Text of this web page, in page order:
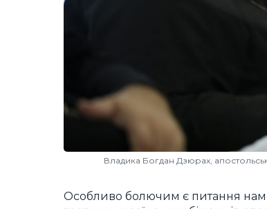
Владика Богдан Дзюрах,
Особливо болючим є питання